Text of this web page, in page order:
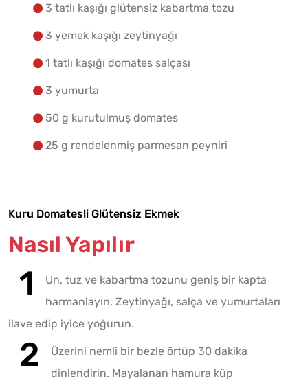
3 tatlı kaşığı glütensiz kabartma tozu
3 yemek kaşığı zeytinyağı
1 tatlı kaşığı domates salçası
3 yumurta
50 g kurutulmuş domates
25 g rendelenmiş parmesan peyniri
Kuru Domatesli Glütensiz Ekmek
Nasıl Yapılır
Un, tuz ve kabartma tozunu geniş bir kapta
harmanlayın. Zeytinyağı, salça ve yumurtaları
ilave edip iyice yoğurun.
Üzerini nemli bir bezle örtüp 30 dakika
dinlendirin. Mayalanan hamura küp